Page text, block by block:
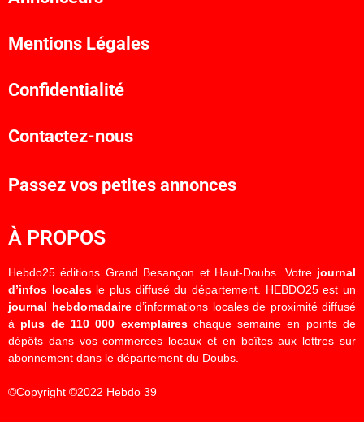
Mentions Légales
Confidentialité
Contactez-nous
Passez vos petites annonces
À PROPOS
Hebdo25 éditions Grand Besançon et Haut-Doubs. Votre journal
d’infos localesle plus diffusé du département. HEBDO25 est un
journal hebdomadaired’informations locales de proximité diffusé
à plus de 110 000 exemplaireschaque semaine en points de
dépôts dans vos commerces locaux et en boîtes aux lettres sur
abonnement dans le département du Doubs.
©Copyright ©2022 Hebdo 39